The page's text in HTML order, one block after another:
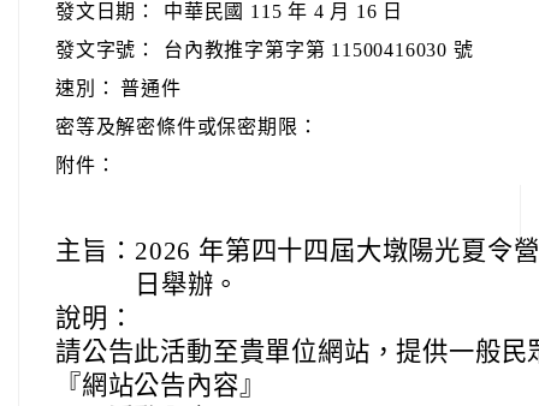
發文日期：
中華民國 115 年 4 月 16 日
發文字號：
台內教推字第字第 11500416030 號
速別： 普通件
密等及解密條件或保密期限：
附件：
主旨： 2026 年第四十四屆大墩陽光夏令
日舉辦。
說明：
請公告此活動至貴單位網站，提供一般民
『網站公告內容』